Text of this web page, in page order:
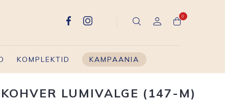
0
KOMPLEKTID KAMPAANIA
LUMIVALGE (147-M)